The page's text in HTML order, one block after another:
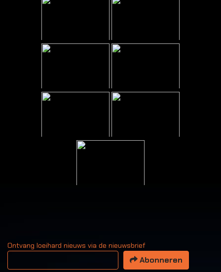
Ontvang loeihard nieuws via de nieuwsbrief
Uw email adres
Abonneren